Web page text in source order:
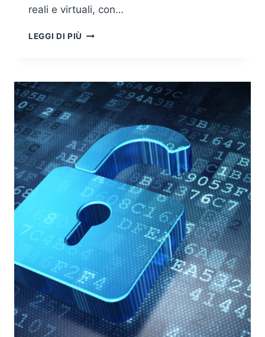
reali e virtuali, con…
LEGGI DI PIÙ INTELLIGENZA
CYBERSECURITY
NELLA
NUOVA
ERA
DELLE
MACCHINE